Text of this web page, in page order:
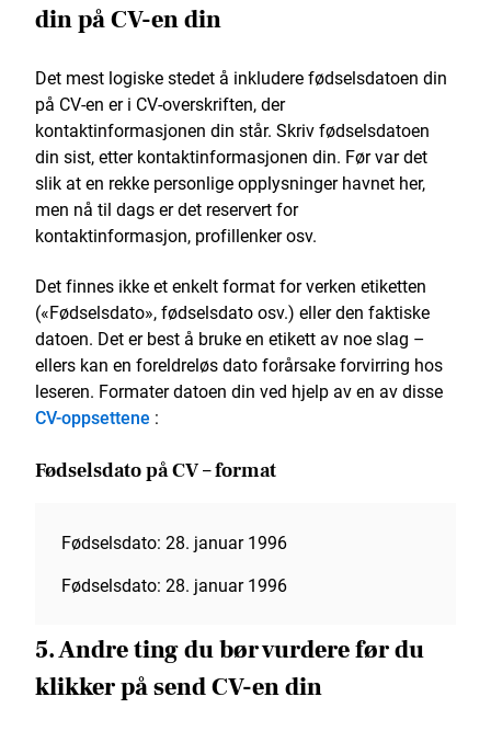
din på CV-en din
Det mest logiske stedet å inkludere fødselsdatoen din
på CV-en er i CV-overskriften, der
kontaktinformasjonen din står. Skriv fødselsdatoen
din sist, etter kontaktinformasjonen din. Før var det
slik at en rekke personlige opplysninger havnet her,
men nå til dags er det reservert for
kontaktinformasjon, profillenker osv.
Det finnes ikke et enkelt format for verken etiketten
(«Fødselsdato», fødselsdato osv.) eller den faktiske
datoen. Det er best å bruke en etikett av noe slag –
ellers kan en foreldreløs dato forårsake forvirring hos
leseren. Formater datoen din ved hjelp av en av disse
CV-oppsettene :
Fødselsdato på CV – format
Fødselsdato: 28. januar 1996
Fødselsdato: 28. januar 1996
5. Andre ting du bør vurdere før du
klikker på send CV-en din